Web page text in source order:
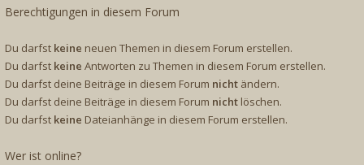
Berechtigungen in diesem Forum
Du darfst keine neuen Themen in diesem Forum erstellen.
Du darfst keine Antworten zu Themen in diesem Forum erstellen.
Du darfst deine Beiträge in diesem Forum nicht ändern.
Du darfst deine Beiträge in diesem Forum nicht löschen.
Du darfst keine Dateianhänge in diesem Forum erstellen.
Wer ist online?